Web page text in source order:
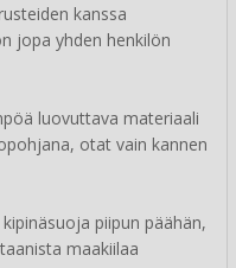
kanssa
jopa yhden henkilön
luovuttava materiaali
otat vain kannen
piipun päähän,
maakiilaa